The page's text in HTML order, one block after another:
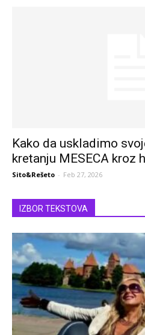
Kako da uskladimo
kretanju MESECA kroz
Sito&Rešeto - Feb 27, 2026
IZBOR TEKSTOVA